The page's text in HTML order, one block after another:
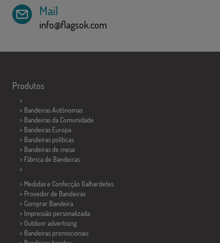
Mail
info@flagsok.com
Produtos
>
> Bandeiras Autônomas
> Bandeiras da Comunidade
> Bandeiras Europa
> Bandeiras políticas
> Bandeiras de mesa
> Fábrica de Bandeiras
>
> Medidas e Confecção Galhardetes
> Provedor de Bandeiras
> Comprar Bandeira
> Impressão personalizada
> Outdoor advertising
> Bandeiras promocionais